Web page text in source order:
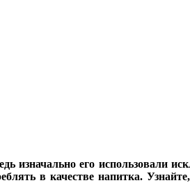
изначально его использовали
в качестве напитка.